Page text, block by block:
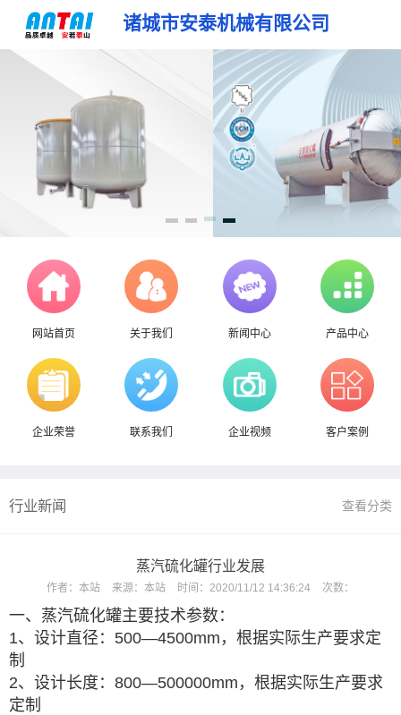
诸城市安泰机械有限公司
网站首页 关于我们 新闻中心 产品中心
企业荣誉 联系我们 企业视频 客户案例
行业新闻 查看分类
蒸汽硫化罐行业发展
作者： 本站 来源： 本站 时间： 2020/11/12 14:36:24 次数：
一、蒸汽硫化罐主要技术参数：
1、设计直径：500—4500mm，根据实际生产要求定
制
2、设计长度：800—500000mm，根据实际生产要求
定制